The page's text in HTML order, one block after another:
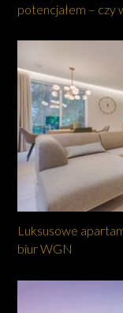
potencjałem – czy
Luksusowe
biur WGN